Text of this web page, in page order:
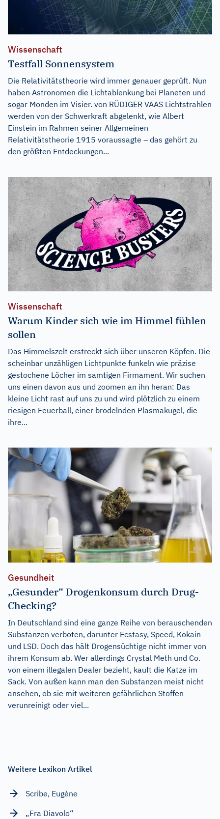
Wissenschaft
Testfall Sonnensystem
Die Relativitätstheorie wird immer genauer geprüft. Nun
haben Astronomen die Lichtablenkung bei Planeten und
sogar Monden im Visier. von RÜDIGER VAAS Lichtstrahlen
werden von der Schwerkraft abgelenkt, wie Albert
Einstein im Rahmen seiner Allgemeinen
Relativitätstheorie 1915 voraussagte – das gehört zu
den größten Entdeckungen...
Wissenschaft
Warum Kinder sich wie im Himmel fühlen
sollen
Das Himmelszelt erstreckt sich über unseren Köpfen. Die
scheinbar unzähligen Lichtpunkte funkeln wie präzise
gestochene Löcher im samtigen Firmament. Wir suchen
uns einen davon aus und zoomen an ihn heran: Das
kleine Licht rast auf uns zu und wird plötzlich zu einem
riesigen Feuerball, einer brodelnden Plasmakugel, die
ihre...
Gesundheit
„Gesunder“ Drogenkonsum durch Drug-
Checking?
In Deutschland sind eine ganze Reihe von berauschenden
Substanzen verboten, darunter Ecstasy, Speed, Kokain
und LSD. Doch das hält Drogensüchtige nicht immer von
ihrem Konsum ab. Wer allerdings Crystal Meth und Co.
von einem illegalen Dealer bezieht, kauft die Katze im
Sack. Von außen kann man den Substanzen meist nicht
ansehen, ob sie mit weiteren gefährlichen Stoffen
verunreinigt oder viel...
Weitere Lexikon Artikel
Scribe, Eugène
„Fra Diavolo“